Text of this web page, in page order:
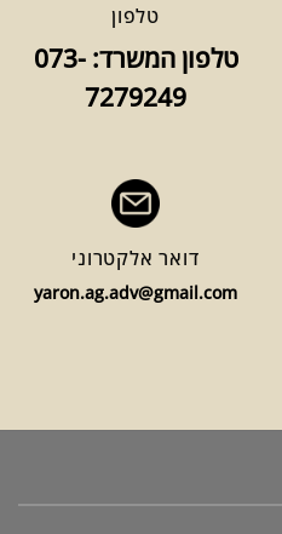
טלפון
טלפון המשרד: 073-
7279249
דואר אלקטרוני
yaron.ag.adv@gmail.com